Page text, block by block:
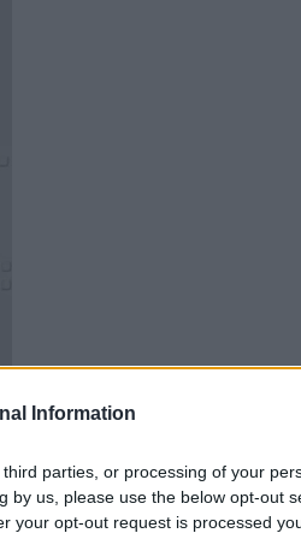
Information
parties, or processing of your
by us, please use the below opt-out
your opt-out request is processed